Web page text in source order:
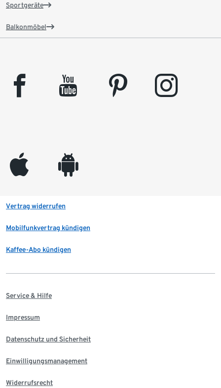
Sportgeräte
Balkonmöbel
facebook youtube pinterest instagram
appleinc android
Vertrag widerrufen
Mobilfunkvertrag kündigen
Kaffee-Abo kündigen
Service & Hilfe
Impressum
Datenschutz und Sicherheit
Einwilligungsmanagement
Widerrufsrecht